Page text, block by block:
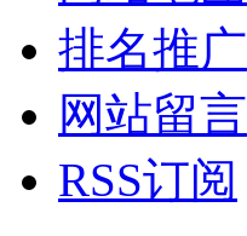
排名推广
网站留言
RSS订阅